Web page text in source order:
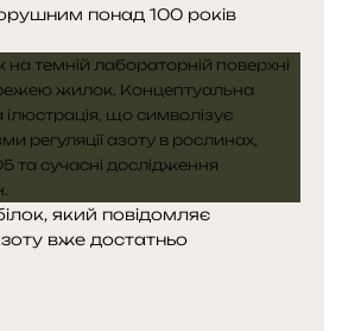
понад 100 років
який повідомляє
вже достатньо